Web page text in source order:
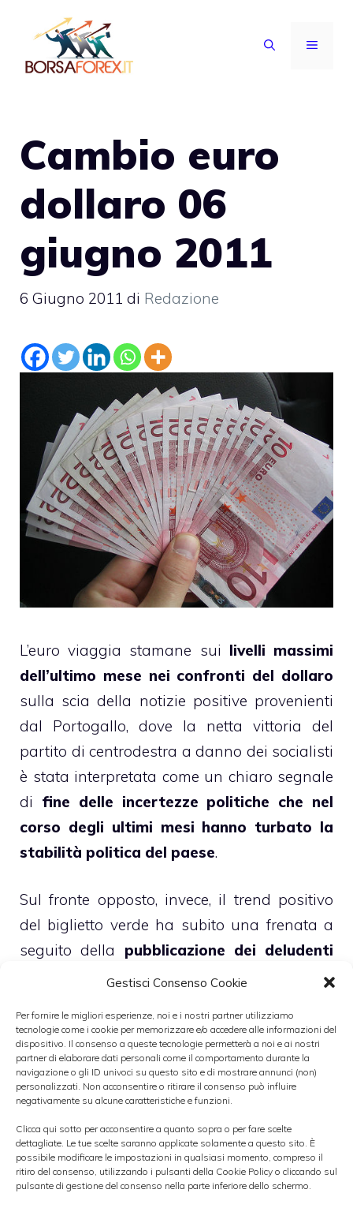
Gestisci Consenso Cookie
Per fornire le migliori esperienze, noi e i nostri partner utilizziamo
tecnologie come i cookie per memorizzare e/o accedere alle informazioni del
dispositivo. Il consenso a queste tecnologie permetterà a noi e ai nostri
partner di elaborare dati personali come il comportamento durante la
navigazione o gli ID univoci su questo sito e di mostrare annunci (non)
personalizzati. Non acconsentire o ritirare il consenso può influire
negativamente su alcune caratteristiche e funzioni.
Clicca qui sotto per acconsentire a quanto sopra o per fare scelte
dettagliate. Le tue scelte saranno applicate solamente a questo sito. È
possibile modificare le impostazioni in qualsiasi momento, compreso il
ritiro del consenso, utilizzando i pulsanti della Cookie Policy o cliccando sul
pulsante di gestione del consenso nella parte inferiore dello schermo.
contenuto
MENU
Cambio euro
dollaro 06
giugno 2011
6 Giugno 2011 di Redazione
L’euro viaggia stamane sui livelli massimi
dell’ultimo mese nei confronti del dollaro
sulla scia della notizie positive provenienti
dal Portogallo, dove la netta vittoria del
partito di centrodestra a danno dei socialisti
è stata interpretata come un chiaro segnale
di fine delle incertezze politiche che nel
corso degli ultimi mesi hanno turbato la
stabilità politica del paese.
Sul fronte opposto, invece, il trend positivo
del biglietto verde ha subito una frenata a
seguito della pubblicazione dei deludenti
dati inerenti al tasso di occupazione del
I dati pubblicati venerdì scorso hanno infatti
evidenziato un marcato
rallentamento nella
creazione di posti di lavoro, portando il
tasso di disoccupazione al 9,1% dal
precedente 9,0%. Il peggioramento del tasso